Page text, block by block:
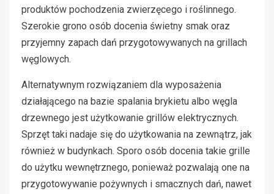
produktów pochodzenia zwierzęcego i roślinnego.
Szerokie grono osób docenia świetny smak oraz
przyjemny zapach dań przygotowywanych na grillach
węglowych.
Alternatywnym rozwiązaniem dla wyposażenia
działającego na bazie spalania brykietu albo węgla
drzewnego jest użytkowanie grillów elektrycznych.
Sprzęt taki nadaje się do użytkowania na zewnątrz, jak
również w budynkach. Sporo osób docenia takie grille
do użytku wewnętrznego, ponieważ pozwalają one na
przygotowywanie pożywnych i smacznych dań, nawet